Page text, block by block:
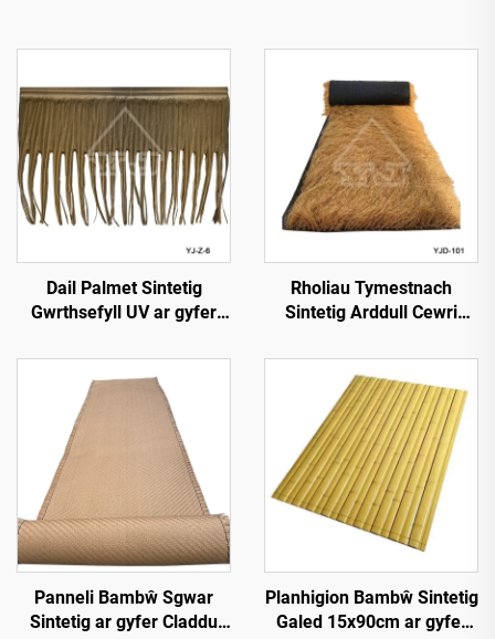
Dail Palmet Sintetig
Gwrthsefyll UV ar gyfer
Rholiau Tymestnach
Sintetig Arddull Cewri
Gosod Cyflym
Panneli Bambŵ Sgwar
Sintetig ar gyfer Claddu
Planhigion Bambŵ Sintetig
Galed 15x90cm ar gyfer